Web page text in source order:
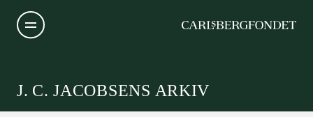
J. C. JACOBSENS ARKIV